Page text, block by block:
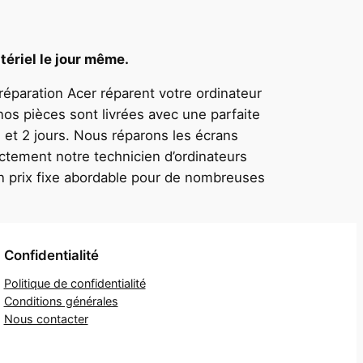
le jour même.
Acer réparent votre ordinateur
pièces sont livrées avec une parfaite
2 jours. Nous réparons les écrans
notre technicien d’ordinateurs
fixe abordable pour de nombreuses
Confidentialité
Politique de confidentialité
Conditions générales
Nous contacter